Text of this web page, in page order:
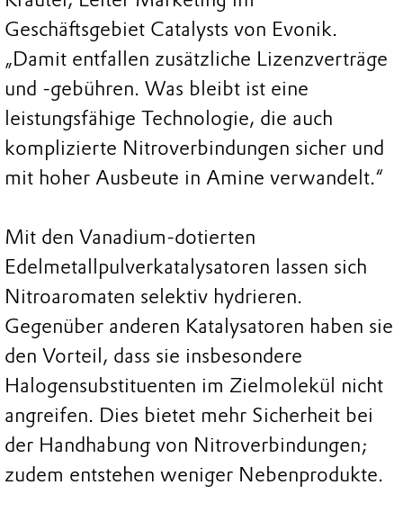
Geschäftsgebiet Catalysts von Evonik.
„Damit entfallen zusätzliche Lizenzverträge
und -gebühren. Was bleibt ist eine
leistungsfähige Technologie, die auch
komplizierte Nitroverbindungen sicher und
mit hoher Ausbeute in Amine verwandelt.“
Mit den Vanadium-dotierten
Edelmetallpulverkatalysatoren lassen sich
Nitroaromaten selektiv hydrieren.
Gegenüber anderen Katalysatoren haben sie
den Vorteil, dass sie insbesondere
Halogensubstituenten im Zielmolekül nicht
angreifen. Dies bietet mehr Sicherheit bei
der Handhabung von Nitroverbindungen;
zudem entstehen weniger Nebenprodukte.